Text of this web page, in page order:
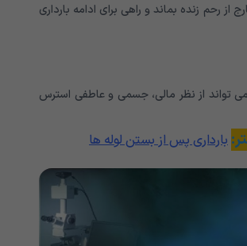
از رحم زنده بماند و راهی برای ادامه بارداری
استفاده از IVF می تواند از نظر مالی، جسمی و عاطفی استرس
بارداری پس از بستن لوله ها